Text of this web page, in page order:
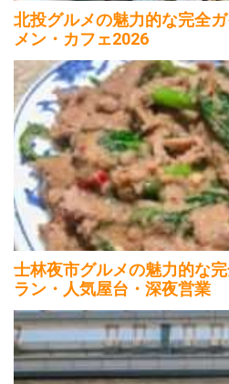
北投グルメの魅力的な完全
メン・カフェ2026
士林夜市グルメの魅力的な
ラン・人気屋台・深夜営業